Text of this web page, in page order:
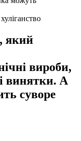
який
вироби,
винятки. А
суворе